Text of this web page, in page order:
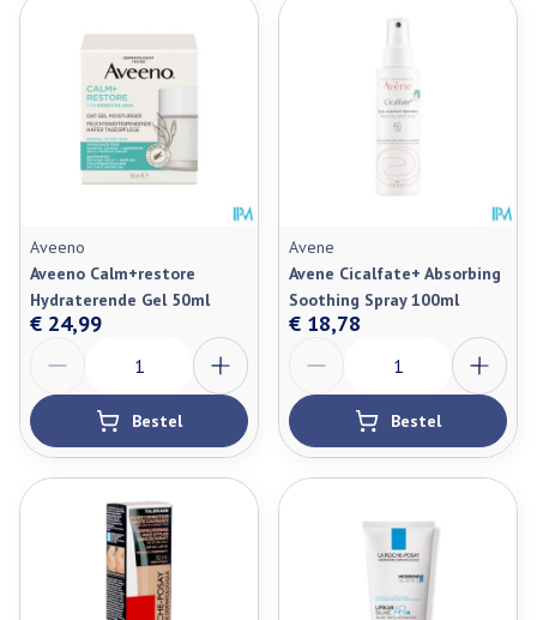
Aveeno
Aveeno Calm+restore
Hydraterende Gel 50ml
€ 24,99
Bestel
Avene
Avene Cicalfate+ Absorbing
Soothing Spray 100ml
€ 18,78
Bestel